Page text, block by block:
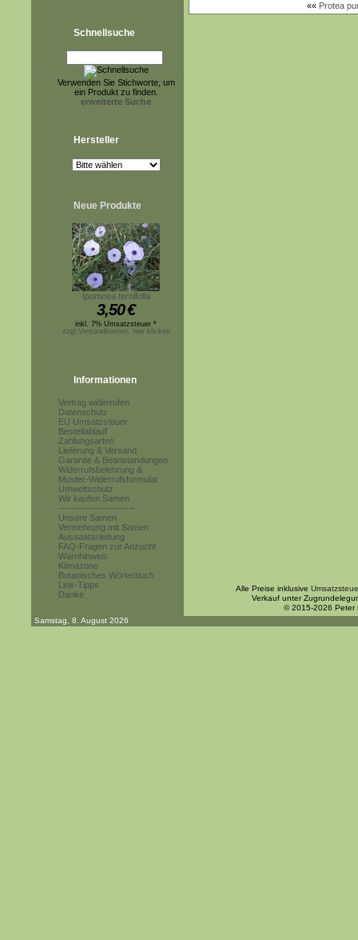
Schnellsuche
Verwenden Sie Stichworte, um
ein Produkt zu finden.
erweiterte Suche
Hersteller
Neue Produkte
Ipomoea ternifolia
3,50€
inkl. 7% Umsatzsteuer *
zzgl.Versandkosten, hier klicken
Informationen
Vertrag widerrufen
Datenschutz
EU Umsatzsteuer
Bestellablauf
Zahlungsarten
Lieferung & Versand
Garantie & Beanstandungen
Widerrufsbelehrung &
Muster-Widerrufsformular
Umweltschutz
Wir kaufen Samen
------------------------
Unsere Samen
Vermehrung mit Samen
Aussaatanleitung
FAQ-Fragen zur Anzucht
Warnhinweis
Klimazone
Botanisches Wörterbuch
Link-Tipps
Danke
«« Protea
Alle Preise inklusive
Verkauf unter
© 2015-2026 Peter
Samstag, 8. August 2026